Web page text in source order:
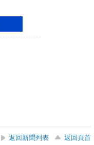
返回新聞列表 返回頁首